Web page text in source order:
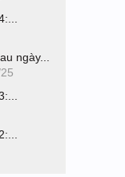
ngày...